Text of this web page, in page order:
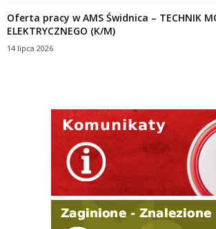
Oferta pracy w AMS Świdnica – TECHNIK
ELEKTRYCZNEGO (K/M)
14 lipca 2026